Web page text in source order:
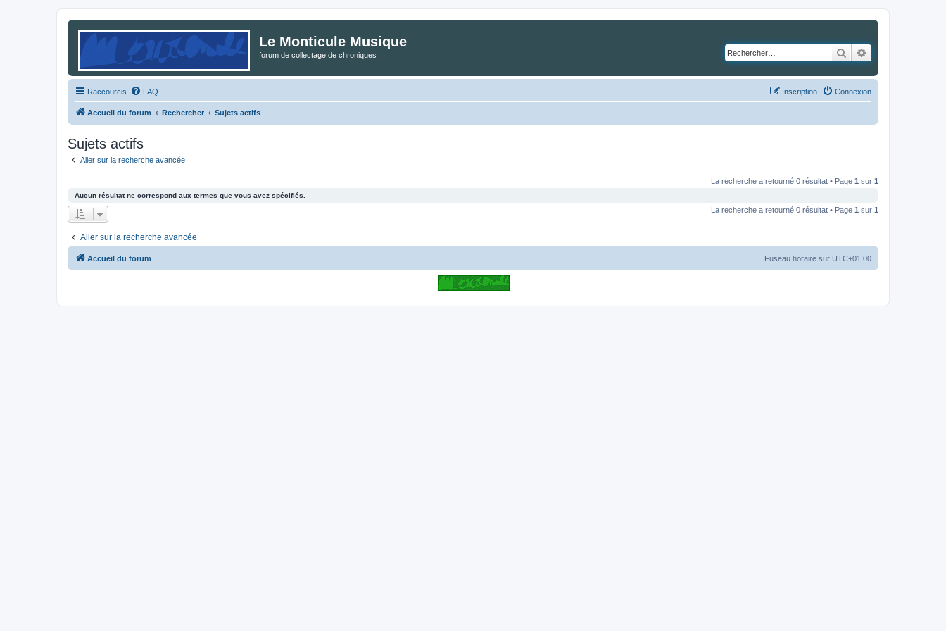
Le Monticule Musique
forum de collectage de chroniques Rechercher
Raccourcis FAQ Connexion
Inscription
Accueil du forum Rechercher Sujets actifs
Sujets actifs
Aller sur la recherche avancée
La recherche a retourné 0 résultat • Page 1 sur 1
Aucun résultat ne correspond aux termes que vous avez spécifiés.
La recherche a retourné 0 résultat • Page 1 sur 1
Aller sur la recherche avancée
Accueil du forum Fuseau horaire sur UTC+01:00